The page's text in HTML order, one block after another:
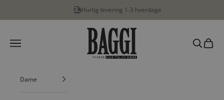
Hurtig levering 1-3 hverdage
…
BAGGI
Menu
Søg
Dame